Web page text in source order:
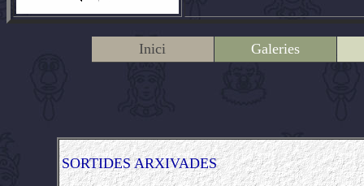
Inici Galeries
SORTIDES ARXIVADES